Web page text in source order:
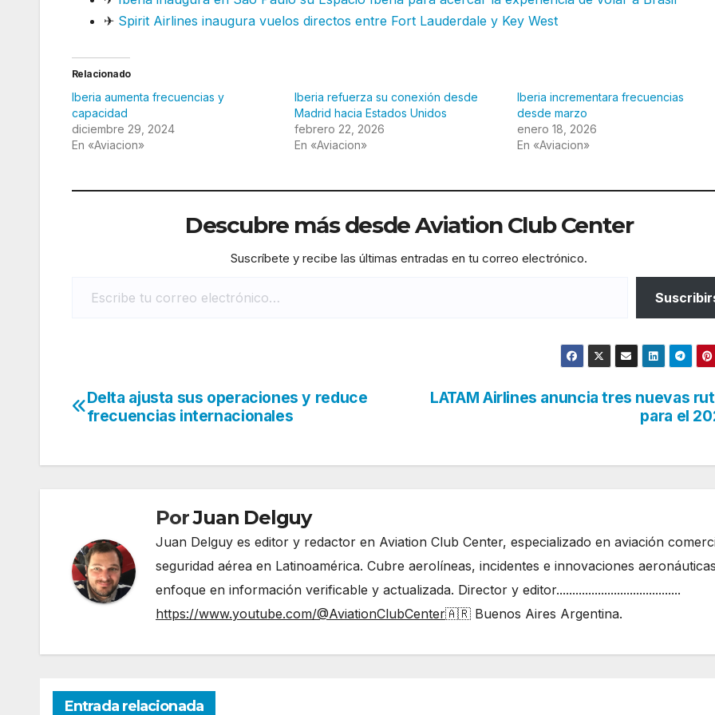
✈ Spirit Airlines inaugura vuelos directos entre Fort Lauderdale y Key West
Relacionado
Iberia aumenta frecuencias y
capacidad
diciembre 29, 2024
En «Aviacion»
Iberia refuerza su conexión desde
Madrid hacia Estados Unidos
febrero 22, 2026
En «Aviacion»
Iberia incrementara frecuencias
desde marzo
enero 18, 2026
En «Aviacion»
Descubre más desde Aviation Club Center
Suscríbete y recibe las últimas entradas en tu correo electrónico.
Navegación
entradas
LATAM Airlines anuncia tres nuevas
para el
Delta ajusta sus operaciones y reduce
frecuencias internacionales
PorJuan Delguy
Juan Delguy es editor y redactor en Aviation Club Center, especializado en aviación
seguridad aérea en Latinoamérica. Cubre aerolíneas, incidentes e innovaciones
enfoque en información verificable y actualizada. Director y editor.......................................
https://www.youtube.com/@AviationClubCenter🇦🇷 Buenos Aires Argentina.
Entrada relacionada